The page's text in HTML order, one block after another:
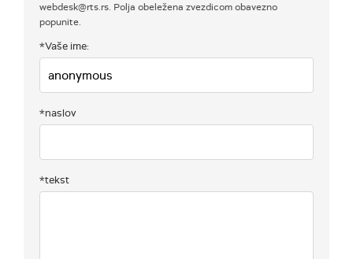
webdesk@rts.rs. Polja obeležena zvezdicom obavezno
popunite.
*Vaše ime:
*naslov
*tekst